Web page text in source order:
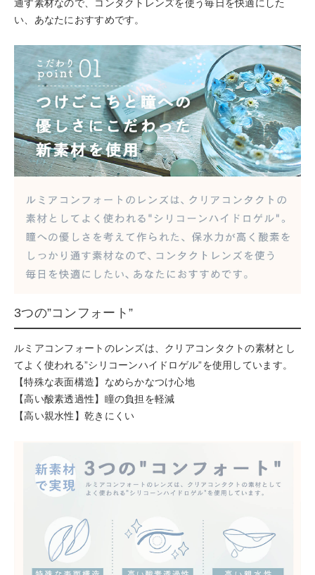
通す素材なので、コンタクトレンズを使う毎日を快適にした
い、あなたにおすすめです。
3つの”コンフォート”
ルミアコンフォートのレンズは、クリアコンタクトの素材とし
てよく使われる”シリコーンハイドロゲル”を使用しています。
【特殊な表面構造】なめらかなつけ心地
【高い酸素透過性】瞳の負担を軽減
【高い親水性】乾きにくい